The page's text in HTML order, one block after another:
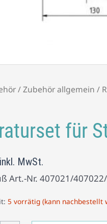
/Zubehör allgemein /
für
inkl. MwSt.
Art.-Nr. 407021/
5 vorrätig (kann nachbestellt